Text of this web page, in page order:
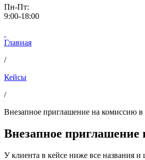
Пн-Пт:
9:00-18:00
Главная
/
Кейсы
/
Внезапное приглашение на комиссию
Внезапное
У клиента в кейсе ниже все названия